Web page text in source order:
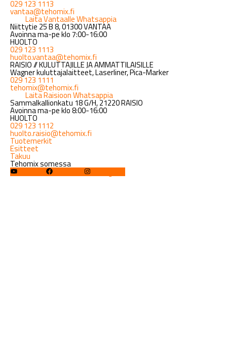
029 123 1113
vantaa@tehomix.fi
Laita Vantaalle Whatsappia
Niittytie 25 B 8, 01300 VANTAA
Avoinna ma-pe klo 7:00-16:00
HUOLTO
029 123 1113
huolto.vantaa@tehomix.fi
RAISIO // KULUTTAJILLE JA AMMATTILAISILLE
Wagner kuluttajalaitteet, Laserliner, Pica-Marker
029 123 1111
tehomix@tehomix.fi
Laita Raisioon Whatsappia
Sammalkallionkatu 18 G/H, 21220 RAISIO
Avoinna ma-pe klo 8:00-16:00
HUOLTO
029 123 1112
huolto.raisio@tehomix.fi
Tuotemerkit
Esitteet
Takuu
Tehomix somessa